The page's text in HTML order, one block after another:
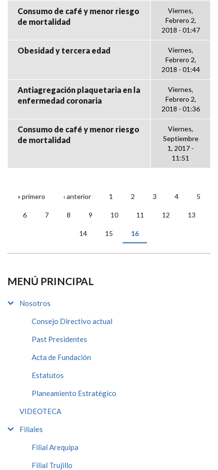
Consumo de café y menor riesgo
de mortalidad
Viernes,
Febrero 2,
2018 - 01:47
Obesidad y tercera edad
Viernes,
Febrero 2,
2018 - 01:44
Antiagregación plaquetaria en la
enfermedad coronaria
Viernes,
Febrero 2,
2018 - 01:36
Consumo de café y menor riesgo
de mortalidad
Viernes,
Septiembre
1, 2017 -
11:51
PÁGINAS
« primero ‹ anterior 1 2 3 4 5
6 7 8 9 10 11 12 13
14 15 16
MENÚ PRINCIPAL
Nosotros
Consejo Directivo actual
Past Presidentes
Acta de Fundación
Estatutos
Planeamiento Estratégico
VIDEOTECA
Filiales
Filial Arequipa
Filial Trujillo